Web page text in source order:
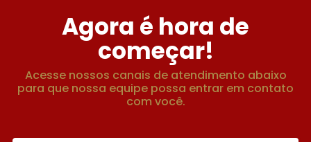
Agora é hora de
começar!
Acesse nossos canais de atendimento abaixo
para que nossa equipe possa entrar em contato
com você.